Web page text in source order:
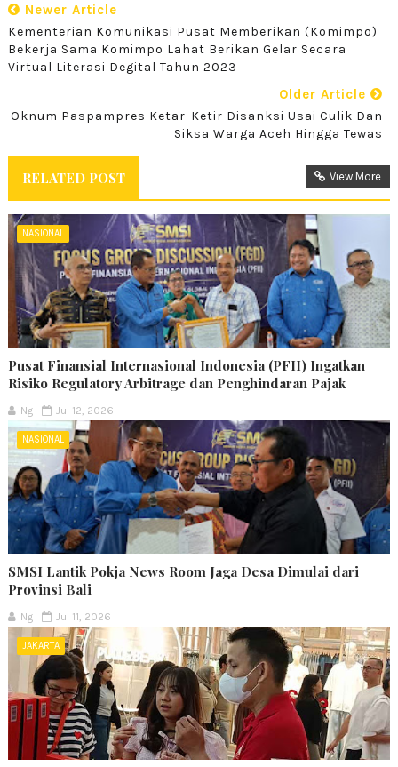
Newer Article
Kementerian Komunikasi Pusat Memberikan (Komimpo)
Bekerja Sama Komimpo Lahat Berikan Gelar Secara
Virtual Literasi Degital Tahun 2023
Older Article
Oknum Paspampres Ketar-Ketir Disanksi Usai Culik Dan
Siksa Warga Aceh Hingga Tewas
RELATED POST View More
NASIONAL
Pusat Finansial Internasional Indonesia (PFII) Ingatkan
Risiko Regulatory Arbitrage dan Penghindaran Pajak
Ng Jul 12, 2026
NASIONAL
SMSI Lantik Pokja News Room Jaga Desa Dimulai dari
Provinsi Bali
Ng Jul 11, 2026
JAKARTA